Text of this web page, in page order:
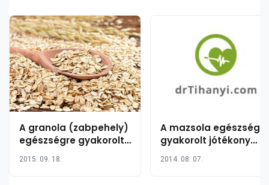
A granola (zabpehely)
egészségre gyakorolt
pontban
2015. 09. 18.
A mazsola egészségre
gyakorolt jótékony
2014. 08. 07.